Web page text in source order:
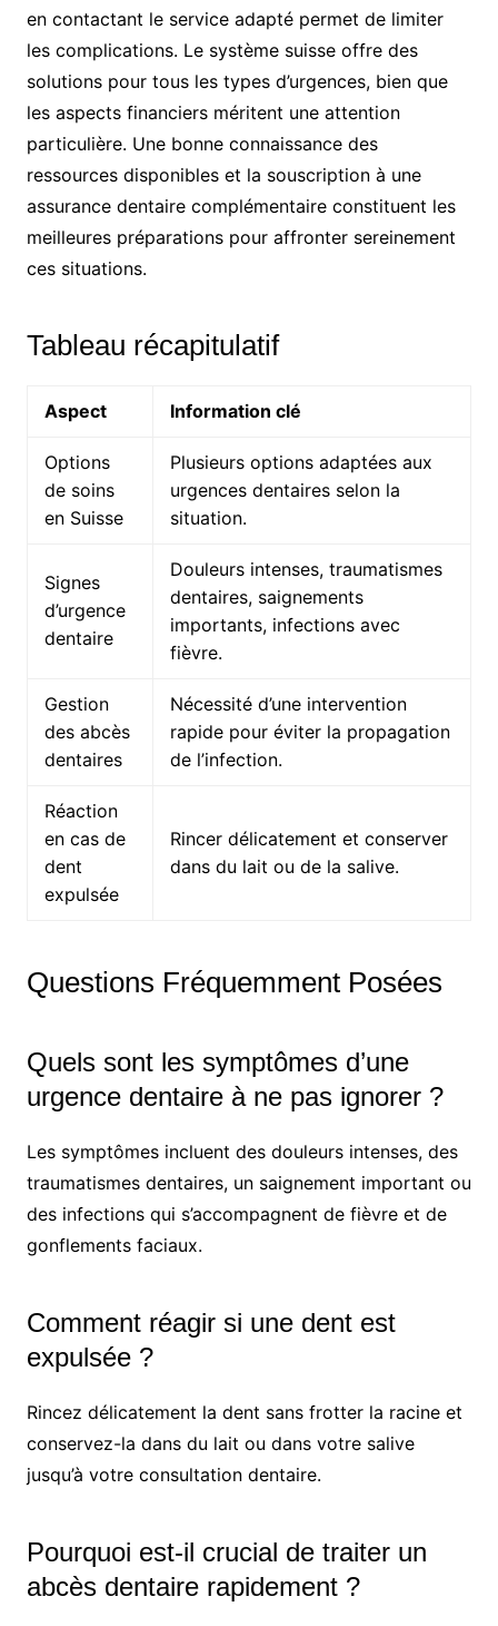
en contactant le service adapté permet de limiter
les complications. Le système suisse offre des
solutions pour tous les types d’urgences, bien que
les aspects financiers méritent une attention
particulière. Une bonne connaissance des
ressources disponibles et la souscription à une
assurance dentaire complémentaire constituent les
meilleures préparations pour affronter sereinement
ces situations.
Tableau récapitulatif
Aspect Information clé
Options
de soins
en Suisse
Plusieurs options adaptées aux
urgences dentaires selon la
situation.
Signes
d’urgence
dentaire
Douleurs intenses, traumatismes
dentaires, saignements
importants, infections avec
fièvre.
Gestion
des abcès
dentaires
Nécessité d’une intervention
rapide pour éviter la propagation
de l’infection.
Réaction
en cas de
dent
expulsée
Rincer délicatement et conserver
dans du lait ou de la salive.
Questions Fréquemment Posées
Quels sont les symptômes d’une
urgence dentaire à ne pas ignorer ?
Les symptômes incluent des douleurs intenses, des
traumatismes dentaires, un saignement important ou
des infections qui s’accompagnent de fièvre et de
gonflements faciaux.
Comment réagir si une dent est
expulsée ?
Rincez délicatement la dent sans frotter la racine et
conservez-la dans du lait ou dans votre salive
jusqu’à votre consultation dentaire.
Pourquoi est-il crucial de traiter un
abcès dentaire rapidement ?